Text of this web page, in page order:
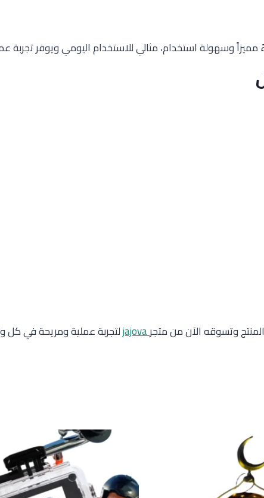
مميزاً وسهولة استخدام، مثالي للاستخدام اليومي ويوفر تجربة
وتسوقه الآن من متجرjajova لتجربة عملية ومريحة في كل